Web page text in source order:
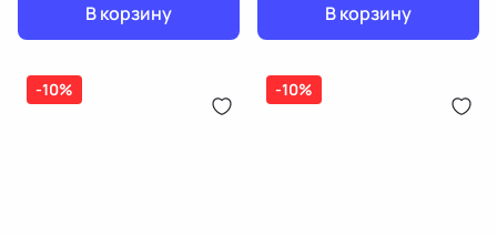
В корзину
В корзину
-10% -10%